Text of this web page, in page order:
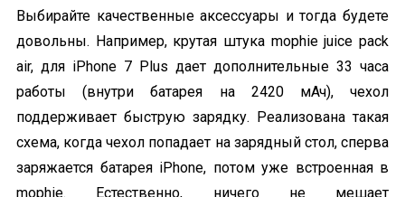
Выбирайте качественные аксессуары и тогда будете
довольны. Например, крутая штука mophie juice pack
air, для iPhone 7 Plus дает дополнительные 33 часа
работы (внутри батарея на 2420 мАч), чехол
поддерживает быструю зарядку. Реализована такая
схема, когда чехол попадает на зарядный стол, сперва
заряжается батарея iPhone, потом уже встроенная в
mophie. Естественно, ничего не мешает